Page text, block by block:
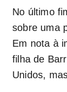
No último
sobre uma
Em nota à
filha de
Unidos,